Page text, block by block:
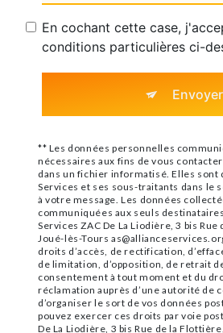
En cochant cette case,
conditions particulières ci-
Envoyer
** Les données personnelles
nécessaires aux fins de vous
dans un fichier informatisé. Elles sont
Services et ses sous-traitants dans le
à votre message. Les données
communiquées aux seuls
Services ZAC De La Liodière, 3 bis
Joué-lès-Tours
droits d’accès, de rectification,
de limitation, d’opposition, de retrait
consentement à tout moment et du
réclamation auprès d’une autorité de
d’organiser le sort de vos données
pouvez exercer ces droits par voie
De La Liodière, 3 bis Rue de la